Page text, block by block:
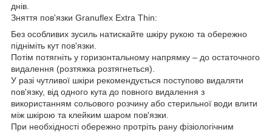
днів.
Зняття пов'язки Granuflex Extra Thin:
Без особливих зусиль натискайте шкіру рукою та обережно
підніміть кут пов'язки.
Потім потягніть у горизонтальному напрямку – до остаточного
видалення (розтяжка розтягнеться).
У разі чутливої шкіри рекомендується поступово видаляти
пов'язку, від одного кута до повного видалення з
використанням сольового розчину або стерильної води влити
між шкірою та клейким шаром пов'язки.
При необхідності обережно протріть рану фізіологічним